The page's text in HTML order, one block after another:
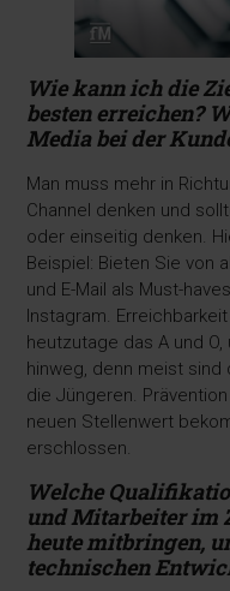
Wie kann ich die
bestenerreichen?
Mediabei der
Man muss mehr in
Channel denken und
oder einseitig denken.
Beispiel: Bieten Sie von
und E-Mail als Must-
Instagram.
heutzutage das A und
hinweg, denn meist
die Jüngeren.
neuen Stellenwert
erschlossen.
Welche
undMitarbeiter im
heute mitbringen,
technischen